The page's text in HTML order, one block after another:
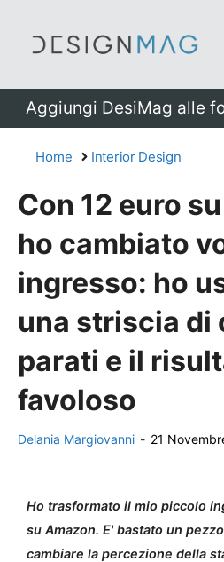
Aggiungi DesiMag alle
Home Interior Design
Con 12 euro
ho cambiato
ingresso: ho
una striscia di
parati e il
favoloso
Delania Margiovanni - 21
Ho trasformato il mio piccolo
su Amazon. E' bastato un
cambiare la percezione della